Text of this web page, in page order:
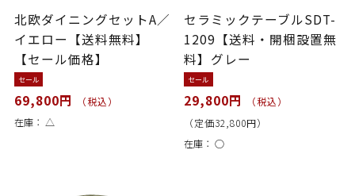
北欧ダイニングセットA／
イエロー【送料無料】
【セール価格】
セール
69,800円
（税込）
在庫： △
セラミックテーブルSDT-
1209【送料・開梱設置無
料】グレー
セール
29,800円
（税込）
（定価32,800円）
在庫：○